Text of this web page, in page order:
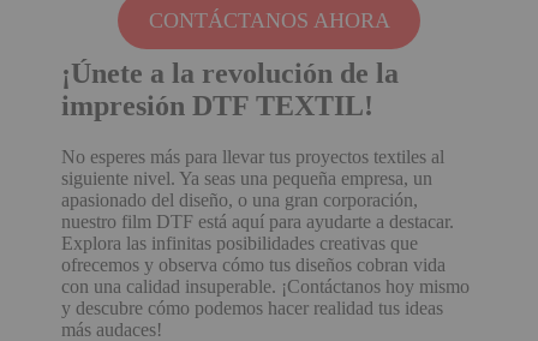
CONTÁCTANOS AHORA
¡Únete a la revolución de la
impresión DTF TEXTIL!
No esperes más para llevar tus proyectos textiles al
siguiente nivel. Ya seas una pequeña empresa, un
apasionado del diseño, o una gran corporación,
nuestro film DTF está aquí para ayudarte a destacar.
Explora las infinitas posibilidades creativas que
ofrecemos y observa cómo tus diseños cobran vida
con una calidad insuperable. ¡Contáctanos hoy mismo
y descubre cómo podemos hacer realidad tus ideas
más audaces!